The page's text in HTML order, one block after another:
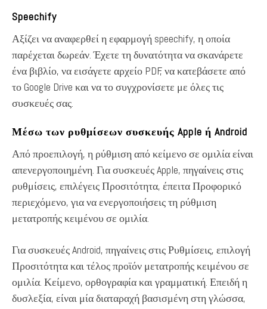
Speechify
Αξίζει να αναφερθεί η εφαρμογή speechify, η οποία
παρέχεται δωρεάν. Έχετε τη δυνατότητα να σκανάρετε
ένα βιβλίο, να εισάγετε αρχείο PDF, να κατεβάσετε από
το Google Drive και να το συγχρονίσετε με όλες τις
συσκευές σας.
Μέσω των ρυθμίσεων συσκευής Apple ή Android
Από προεπιλογή, η ρύθμιση από κείμενο σε ομιλία είναι
απενεργοποιημένη. Για συσκευές Apple, πηγαίνεις στις
ρυθμίσεις, επιλέγεις Προσιτότητα, έπειτα Προφορικό
περιεχόμενο, για να ενεργοποιήσεις τη ρύθμιση
μετατροπής κειμένου σε ομιλία.
Για συσκευές Android, πηγαίνεις στις Ρυθμίσεις, επιλογή
Προσιτότητα και τέλος προϊόν μετατροπής κειμένου σε
ομιλία. Κείμενο, ορθογραφία και γραμματική. Επειδή η
δυσλεξία, είναι μία διαταραχή βασισμένη στη γλώσσα,